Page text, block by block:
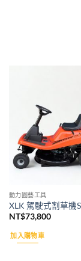
動力園藝工具
XLK 駕駛式割草機
NT$73,800
加入購物車